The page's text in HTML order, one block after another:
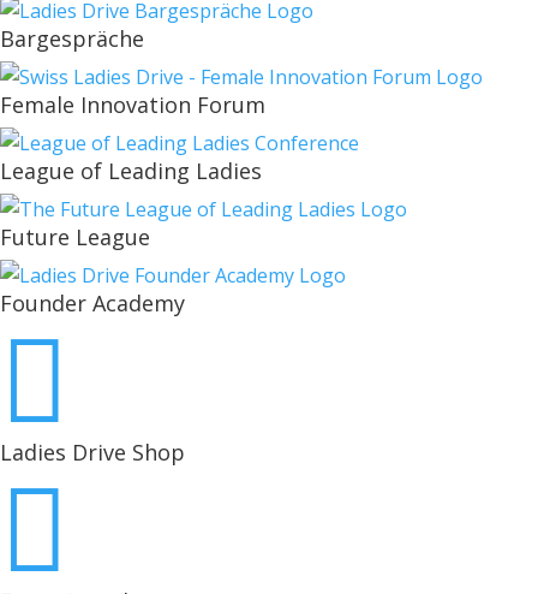
Bargespräche
Female Innovation Forum
League of Leading Ladies
Future League
Founder Academy

Ladies Drive Shop
